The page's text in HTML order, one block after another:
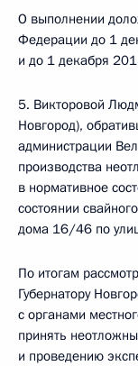
О выполнении
Федерации до 1
и до 1 декабря
5. Викторовой
Новгород),
администрации
производства
в нормативное
состоянии
дома 16/46 по
По итогам
Губернатору
с органами
принять
и проведению